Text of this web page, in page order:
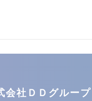
会社ＤＤグループ